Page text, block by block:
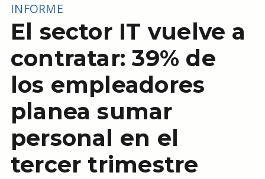
INFORME
El sector IT vuelve a
contratar: 39% de
los empleadores
planea sumar
personal en el
tercer trimestre